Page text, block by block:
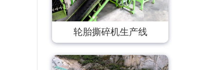
轮胎撕碎机生产线